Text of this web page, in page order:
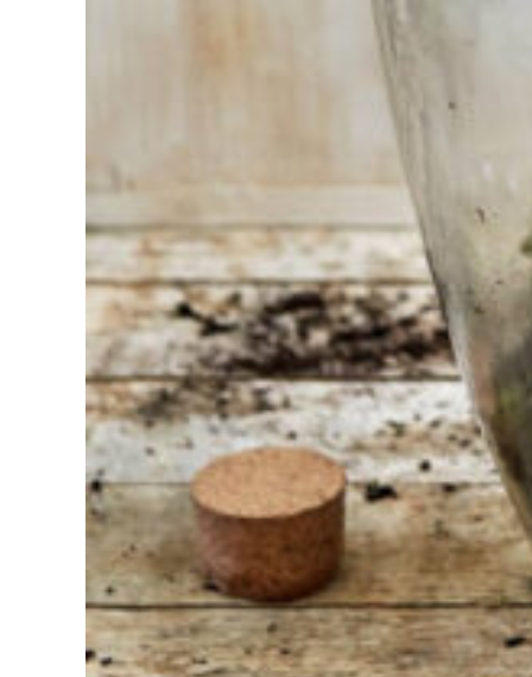
Auswahl?
Werkzeug für Ihren Job
Bei Sneeboer sind
wir immer bereit,
anderen zu helfen.
Zögern Sie nicht,
anzurufen oder eine
E-Mail zu senden,
wenn Sie eine Frage
haben. Dann werden
wir Ihre Frage so
schnell wie möglich
beantworten.